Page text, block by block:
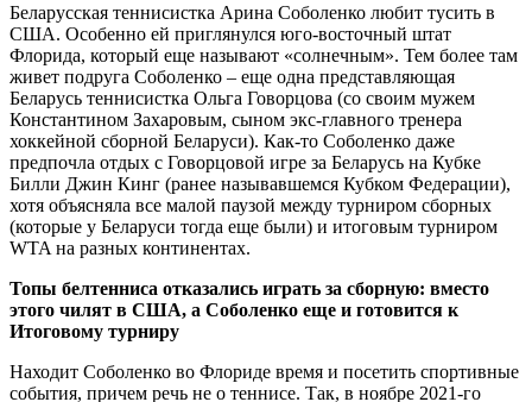
Беларусская теннисистка Арина Соболенко любит тусить в
США. Особенно ей приглянулся юго-восточный штат
Флорида, который еще называют «солнечным». Тем более там
живет подруга Соболенко – еще одна представляющая
Беларусь теннисистка Ольга Говорцова (со своим мужем
Константином Захаровым, сыном экс-главного тренера
хоккейной сборной Беларуси). Как-то Соболенко даже
предпочла отдых с Говорцовой игре за Беларусь на Кубке
Билли Джин Кинг (ранее называвшемся Кубком Федерации),
хотя объясняла все малой паузой между турниром сборных
(которые у Беларуси тогда еще были) и итоговым турниром
WTA на разных континентах.
Топы белтенниса отказались играть за сборную: вместо
этого чилят в США, а Соболенко еще и готовится к
Итоговому турниру
Находит Соболенко во Флориде время и посетить спортивные
события, причем речь не о теннисе. Так, в ноябре 2021-го